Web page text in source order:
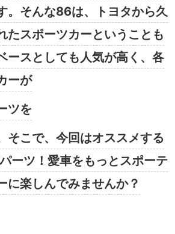
。そんな86は、トヨタから久
たスポーツカーということも
ースとしても人気が高く、各
ーが
ツを
そこで、今回はオススメする
ーツ！愛車をもっとスポーテ
に楽しんでみませんか？